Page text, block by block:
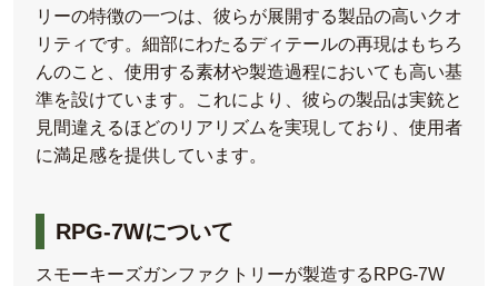
リーの特徴の一つは、彼らが展開する製品の高いクオ
リティです。細部にわたるディテールの再現はもちろ
んのこと、使用する素材や製造過程においても高い基
準を設けています。これにより、彼らの製品は実銃と
見間違えるほどのリアリズムを実現しており、使用者
に満足感を提供しています。
RPG-7Wについて
スモーキーズガンファクトリーが製造するRPG-7W